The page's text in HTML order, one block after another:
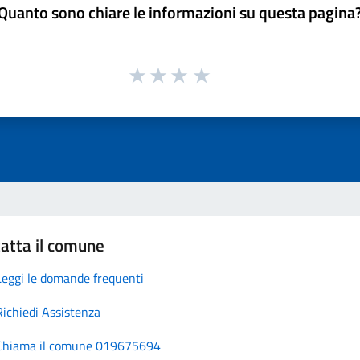
sono chiare le informazioni su questa
il comune
le domande frequenti
Assistenza
il comune 019675694